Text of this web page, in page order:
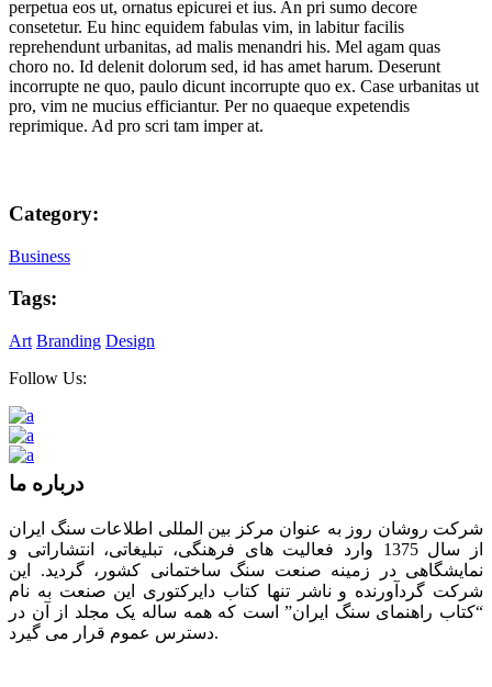
perpetua eos ut, ornatus epicurei et ius. An pri sumo decore
consetetur. Eu hinc equidem fabulas vim, in labitur facilis
reprehendunt urbanitas, ad malis menandri his. Mel agam quas
choro no. Id delenit dolorum sed, id has amet harum. Deserunt
incorrupte ne quo, paulo dicunt incorrupte quo ex. Case urbanitas ut
pro, vim ne mucius efficiantur. Per no quaeque expetendis
reprimique. Ad pro scri tam imper at.
Category:
Business
Tags:
Art Branding Design
Follow Us:
درباره ما
شرکت روشان روز به عنوان مرکز بین المللی اطلاعات سنگ ایران
از سال 1375 وارد فعالیت های فرهنگی، تبلیغاتی، انتشاراتی و
نمایشگاهی در زمینه صنعت سنگ ساختمانی کشور، گردید. این
شرکت گردآورنده و ناشر تنها کتاب دایرکتوری این صنعت به نام
“کتاب راهنمای سنگ ایران” است که همه ساله یک مجلد از آن در
دسترس عموم قرار می گیرد.